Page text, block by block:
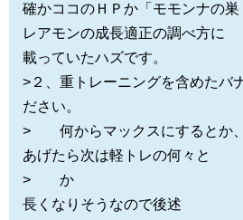
確かココのＨＰか「モモンナの
レアモンの成長適正の調べ方に
載っていたハズです。
>２、重トレーニングを含めたバ
ださい。
> 何からマックスにするとか、
あげたら次は軽トレの何々と
> か
長くなりそうなので後述